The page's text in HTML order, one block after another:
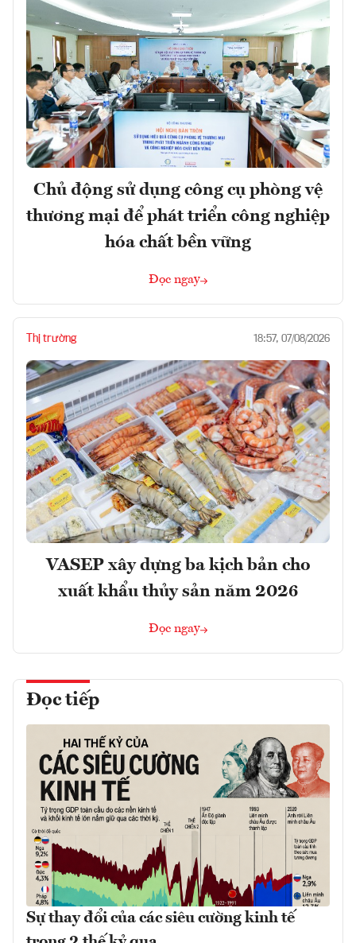
Chủ động sử dụng công cụ phòng vệ
thương mại để phát triển công nghiệp
hóa chất bền vững
Đọc ngay
Thị trường 18:57, 07/08/2026
VASEP xây dựng ba kịch bản cho
xuất khẩu thủy sản năm 2026
Đọc ngay
Đọc tiếp
Sự thay đổi của các siêu cường kinh tế